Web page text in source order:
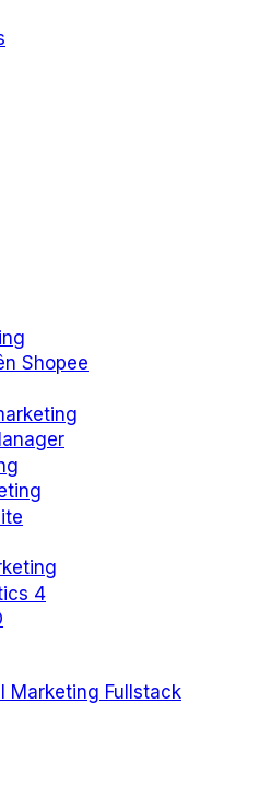
Shopee
4
Marketing Fullstack